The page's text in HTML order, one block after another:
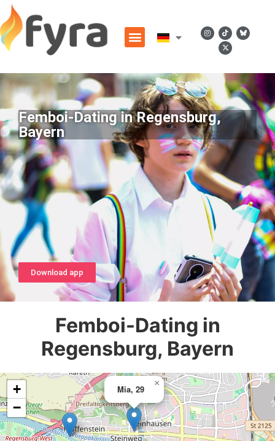
Femboi-Dating in Regensburg,
Bayern
Download app
Femboi-Dating in
Regensburg, Bayern
Mia, 29
×
+
−